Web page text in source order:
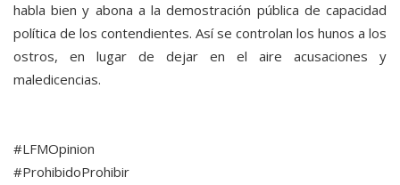
habla bien y abona a la demostración pública de capacidad
política de los contendientes. Así se controlan los hunos a los
ostros, en lugar de dejar en el aire acusaciones y
maledicencias.
#LFMOpinion
#ProhibidoProhibir